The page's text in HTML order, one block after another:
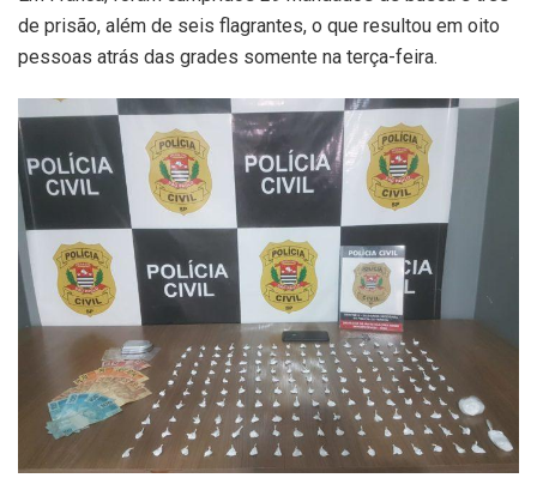
de prisão, além de seis flagrantes, o que resultou em oito
pessoas atrás das grades somente na terça-feira.